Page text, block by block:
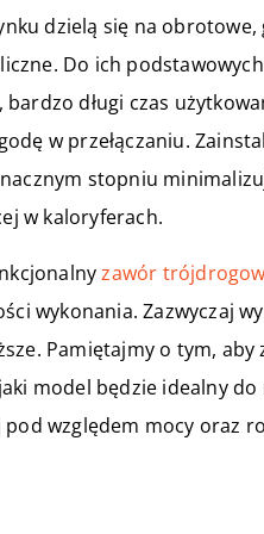
dzielą się na obrotowe,
Do ich
długi czas
w przełączaniu.
stopniu
w kaloryferach.
zawór
wykonania. Zazwyczaj
Pamiętajmy o tym,
model będzie idealny
względem mocy oraz